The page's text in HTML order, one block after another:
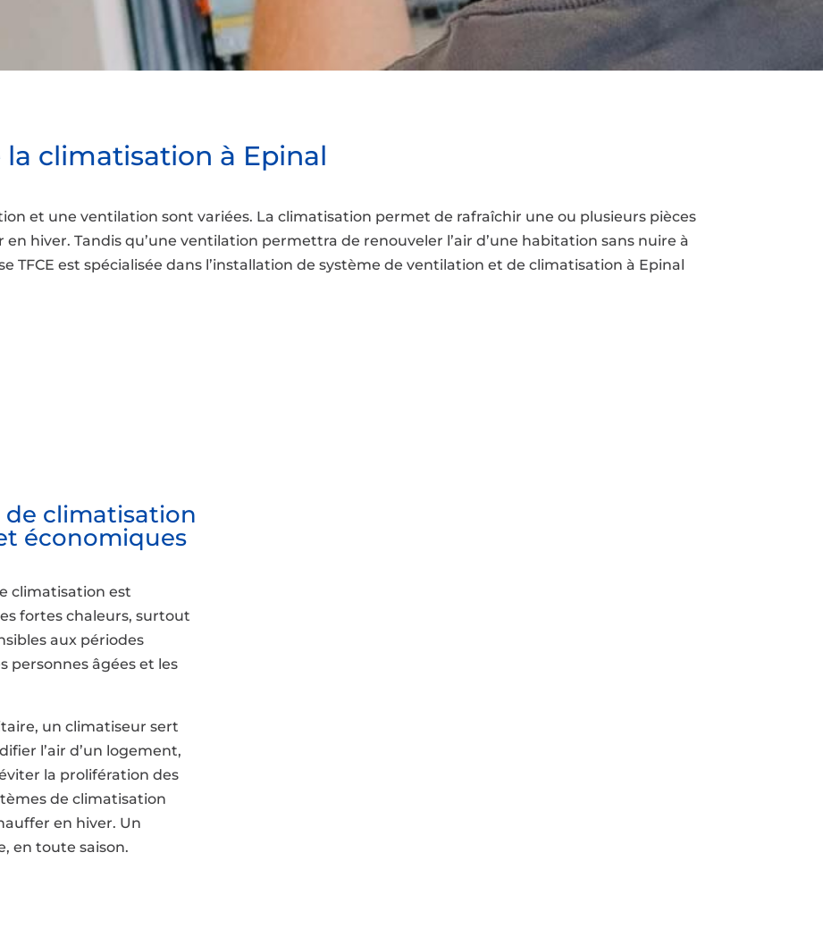
climatisation à Epinal
et une ventilation sont variées. La climatisation permet de rafraîchir une ou plusieurs pièces
hiver. Tandis qu’une ventilation permettra de renouveler l’air d’une habitation sans nuire à
TFCE est spécialisée dans l’installation de système de ventilation et de climatisation à Epinal
de climatisation
économiques
climatisation est
fortes chaleurs, surtout
aux périodes
personnes âgées et les
un climatiseur sert
l’air d’un logement,
la prolifération des
de climatisation
en hiver. Un
en toute saison.